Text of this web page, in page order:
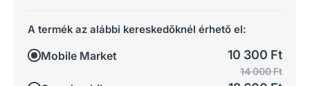
A termék az alábbi kereskedőknél érhető el:
Mobile Market 10 300 Ft
14 000 Ft